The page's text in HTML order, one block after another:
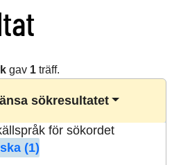
gav 1träff.
sökresultatet
för sökordet
(1)